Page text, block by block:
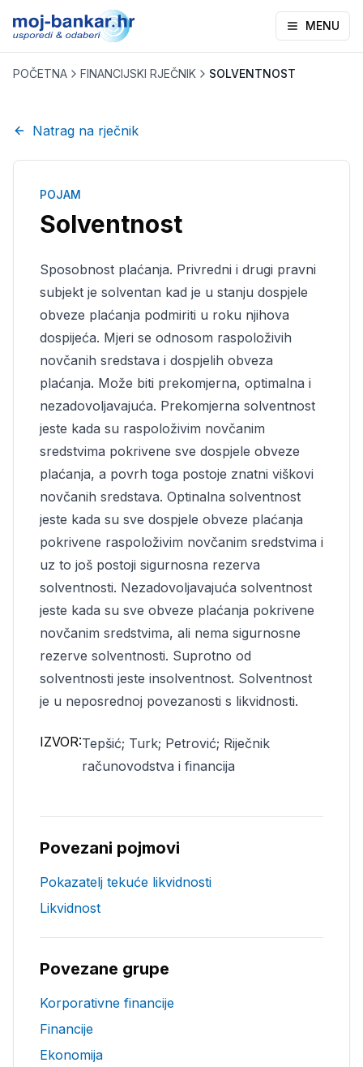
MENU
POČETNA FINANCIJSKI RJEČNIK SOLVENTNOST
Natrag na rječnik
POJAM
Solventnost
Sposobnost plaćanja. Privredni i drugi pravni
subjekt je solventan kad je u stanju dospjele
obveze plaćanja podmiriti u roku njihova
dospijeća. Mjeri se odnosom raspoloživih
novčanih sredstava i dospjelih obveza
plaćanja. Može biti prekomjerna, optimalna i
nezadovoljavajuća. Prekomjerna solventnost
jeste kada su raspoloživim novčanim
sredstvima pokrivene sve dospjele obveze
plaćanja, a povrh toga postoje znatni viškovi
novčanih sredstava. Optinalna solventnost
jeste kada su sve dospjele obveze plaćanja
pokrivene raspoloživim novčanim sredstvima i
uz to još postoji sigurnosna rezerva
solventnosti. Nezadovoljavajuća solventnost
jeste kada su sve obveze plaćanja pokrivene
novčanim sredstvima, ali nema sigurnosne
rezerve solventnosti. Suprotno od
solventnosti jeste insolventnost. Solventnost
je u neposrednoj povezanosti s likvidnosti.
IZVOR:Tepšić; Turk; Petrović; Riječnik
računovodstva i financija
Povezani pojmovi
Pokazatelj tekuće likvidnosti
Likvidnost
Povezane grupe
Korporativne financije
Financije
Ekonomija